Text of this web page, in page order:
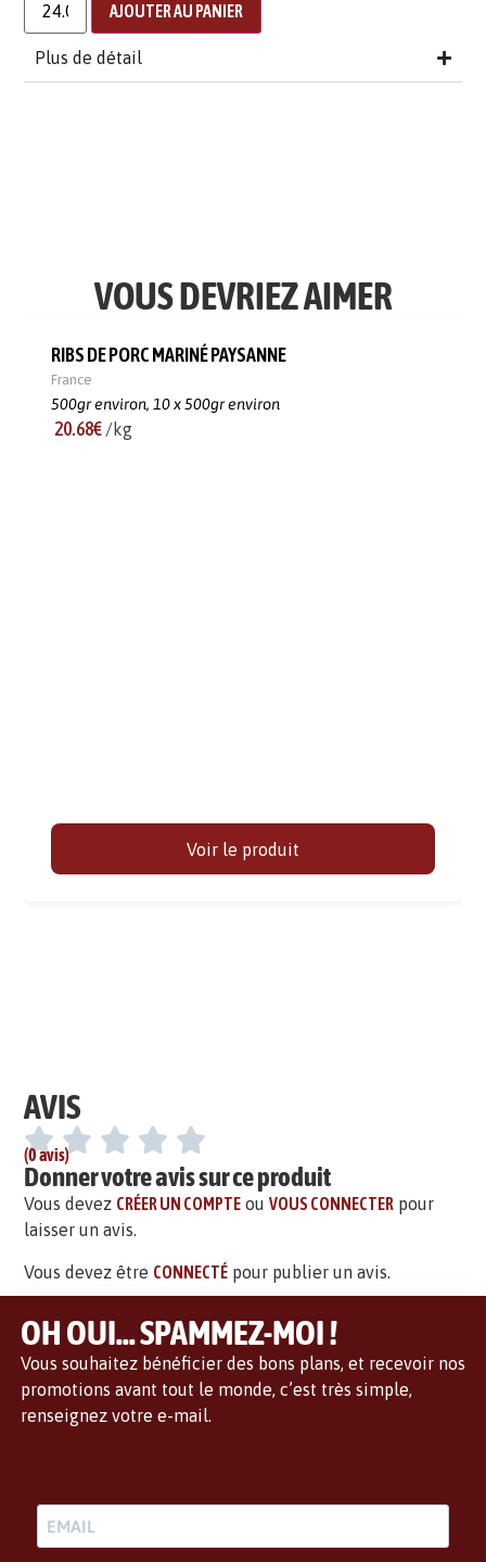
AJOUTER AU PANIER
Plus de détail
VOUS DEVRIEZ AIMER
RIBS DE PORC MARINÉ PAYSANNE
France
500gr environ,10 x 500gr environ
20.68€ /kg
Voir le produit
AVIS
(0 avis)
Donner votre avis sur ce produit
Vous devez CRÉER UN COMPTE ouVOUS CONNECTER pour
laisser un avis.
Vous devez être CONNECTÉ pour publier un avis.
OH OUI... SPAMMEZ-MOI !
Vous souhaitez bénéficier des bons plans, et recevoir nos
promotions avant tout le monde, c’est très simple,
renseignez votre e-mail.